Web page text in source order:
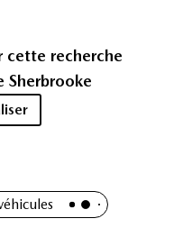
cette recherche
Sherbrooke